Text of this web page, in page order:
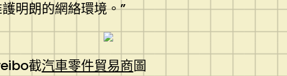
明朗的網絡環境。”
截汽車零件貿易商圖